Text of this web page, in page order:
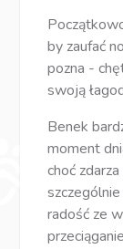
by zaufać
pozna -
swoją
Benek
moment
choć
radość ze